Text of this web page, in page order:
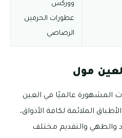
ووركس
عطورات الحرمين
الرصاصي
مول
المشهورة عالميًا في العين
الملائمة لكافة الأذواق،
والطهي والتقديم مختلف